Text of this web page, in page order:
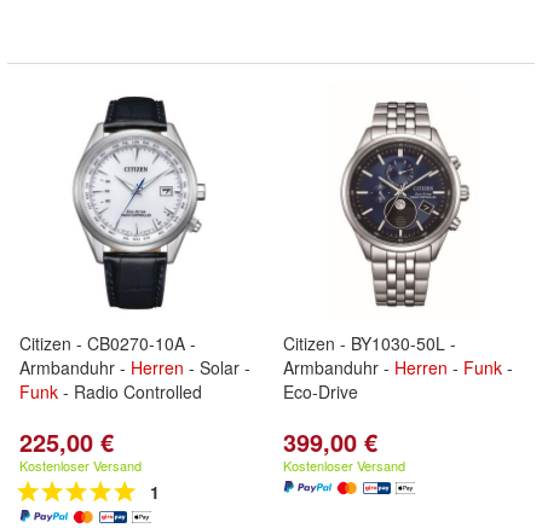
Citizen - CB0270-10A -
Armbanduhr - Herren - Solar -
Funk - Radio Controlled
225,00 €
Kostenloser Versand
1
Citizen - BY1030-50L -
Armbanduhr - Herren - Funk -
Eco-Drive
399,00 €
Kostenloser Versand